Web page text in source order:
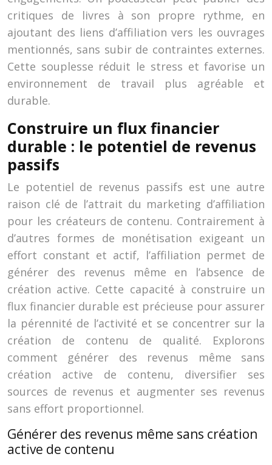
critiques de livres à son propre rythme, en
ajoutant des liens d’affiliation vers les ouvrages
mentionnés, sans subir de contraintes externes.
Cette souplesse réduit le stress et favorise un
environnement de travail plus agréable et
durable.
Construire un flux financier
durable : le potentiel de revenus
passifs
Le potentiel de revenus passifs est une autre
raison clé de l’attrait du marketing d’affiliation
pour les créateurs de contenu. Contrairement à
d’autres formes de monétisation exigeant un
effort constant et actif, l’affiliation permet de
générer des revenus même en l’absence de
création active. Cette capacité à construire un
flux financier durable est précieuse pour assurer
la pérennité de l’activité et se concentrer sur la
création de contenu de qualité. Explorons
comment générer des revenus même sans
création active de contenu, diversifier ses
sources de revenus et augmenter ses revenus
sans effort proportionnel.
Générer des revenus même sans création
active de contenu